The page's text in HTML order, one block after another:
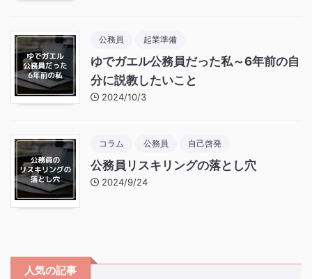
公務員 起業準備
ゆでガエル公務員だった私～6年前の自
分に説教したいこと
2024/10/3
コラム 公務員 自己啓発
公務員リスキリングの落とし穴
2024/9/24
人気の記事